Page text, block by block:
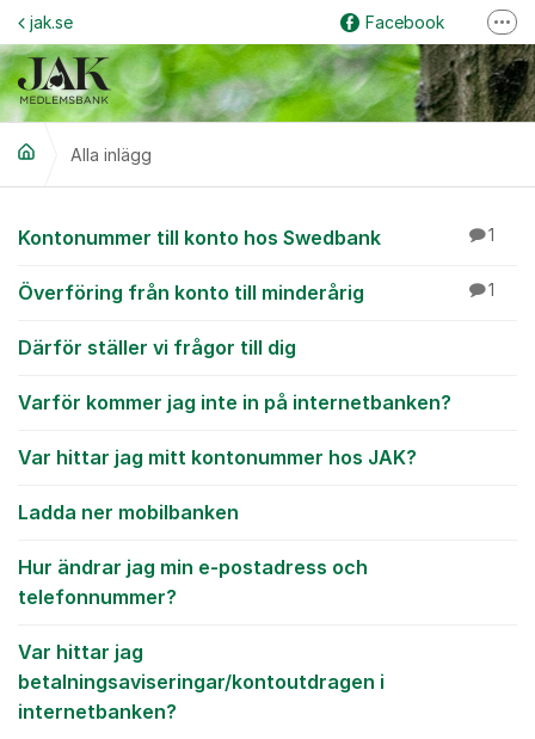
Hoppa till innehåll
jak.se Facebook
Logga in på internetbanken
Instagram Grus & Guld
Alla inlägg
Alla inlägg
Kontonummer till konto hos Swedbank 1
Överföring från konto till minderårig 1
Därför ställer vi frågor till dig
Varför kommer jag inte in på internetbanken?
Var hittar jag mitt kontonummer hos JAK?
Ladda ner mobilbanken
Hur ändrar jag min e-postadress och
telefonnummer?
Var hittar jag
betalningsaviseringar/kontoutdragen i
internetbanken?